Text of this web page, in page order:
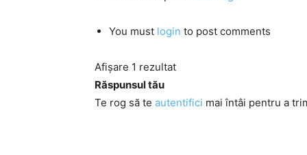
You must login to post comments
Afișare 1 rezultat
Răspunsul tău
Te rog să te autentifici mai întâi pentru a